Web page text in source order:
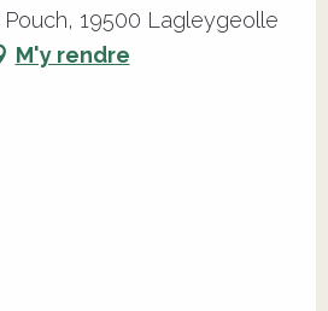
19500 Lagleygeolle
M'y rendre